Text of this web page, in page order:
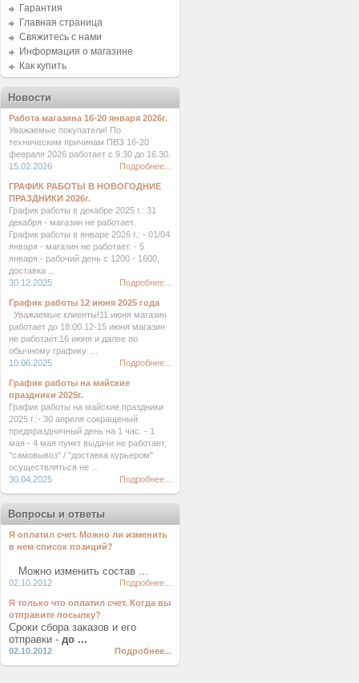
Гарантия
Главная страница
Свяжитесь с нами
Информация о магазине
Как купить
Новости
Работа магазина 16-20 января 2026г.
Уважаемые покупатели! По
техническим причинам ПВЗ 16-20
февраля 2026 работает с 9.30 до 16.30.
15.02.2026
Подробнее...
ГРАФИК РАБОТЫ В НОВОГОДНИЕ
ПРАЗДНИКИ 2026г.
График работы в декабре 2025 г.: 31
декабря - магазин не работает.
График работы в январе 2026 г.: - 01/04
января - магазин не работает. - 5
января - рабочий день с 1200 - 1600,
доставка ...
30.12.2025
Подробнее...
График работы 12 июня 2025 года
Уважаемые клиенты!11 июня магазин
работает до 18:00.12-15 июня магазин
не работает.16 июня и далее по
обычному графику. ...
10.06.2025
Подробнее...
График работы на майские
праздники 2025г.
График работы на майские праздники
2025 г.:- 30 апреля сокращеный
предпраздничный день на 1 час. - 1
мая - 4 мая пункт выдачи не работает,
"самовывоз" / "доставка курьером"
осуществляться не ...
30.04.2025
Подробнее...
Вопросы и ответы
Я оплатил счет. Можно ли изменить
в нем список позиций?
Можно изменить состав ...
02.10.2012 Подробнее...
Я только что оплатил счет. Когда вы
отправите посылку?
Сроки сбора заказов и его
отправки - до ...
02.10.2012 Подробнее...